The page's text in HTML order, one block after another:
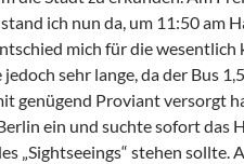
ich nun da, um 11:50 am
mich für die
sehr lange, da der Bus
genügend Proviant versorgt
ein und suchte sofort das
„Sightseeings“ stehen sollte.